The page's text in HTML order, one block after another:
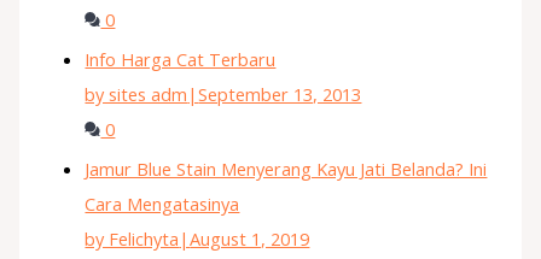
0
Info Harga Cat Terbaru
by sites adm |September 13, 2013
0
Jamur Blue Stain Menyerang Kayu Jati Belanda? Ini
Cara Mengatasinya
by Felichyta |August 1, 2019